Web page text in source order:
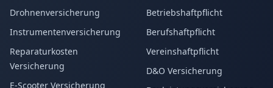
Drohnenversicherung
Instrumentenversicherung
Reparaturkosten
Versicherung
E-Scooter Versicherung
Betriebshaftpflicht
Berufshaftpflicht
Vereinshaftpflicht
D&O Versicherung